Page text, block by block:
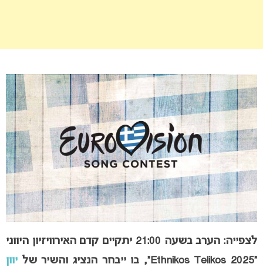
לצפייה: הערב בשעה 21:00 יתקיים קדם האירוויזיון היווני
“Ethnikos Telikos 2025”, בו ייבחר הנציג והשיר של
יוון